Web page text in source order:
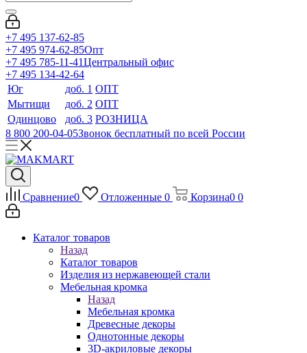
+7 495 137-62-85
+7 495 974-62-85Опт
+7 495 785-11-41Центральный офис
+7 495 134-42-64
Юг
доб. 1 ОПТ
Мытищи
доб. 2 ОПТ
Одинцово
доб. 3 РОЗНИЦА
8 800 200-04-05Звонок бесплатный по всей России
Сравнение0 Отложенные 0 Корзина0 0
Каталог товаров
Назад
Каталог товаров
Изделия из нержавеющей стали
Мебельная кромка
Назад
Мебельная кромка
Древесные декоры
Однотонные декоры
3D-акриловые декоры